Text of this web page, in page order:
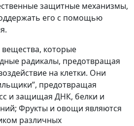
защитные механизмы,
его с помощью
которые
радикалы, предотвращая
на клетки. Они
предотвращая
и защищая ДНК, белки и
Фрукты и овощи являются
различных